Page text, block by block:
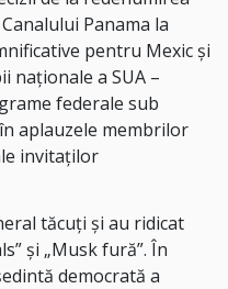
Panama la
pentru Mexic și
naționale a SUA –
federale sub
aplauzele membrilor
invitaților
tăcuți și au ridicat
și „Musk fură”. În
democrată a